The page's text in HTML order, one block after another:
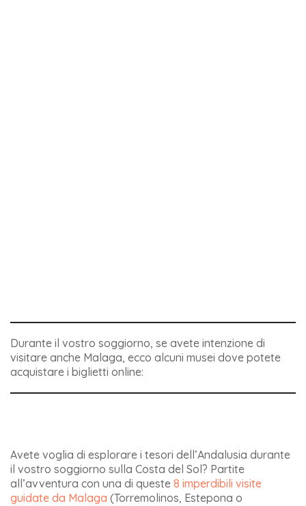
Durante il vostro soggiorno, se avete intenzione di
visitare anche Malaga, ecco alcuni musei dove potete
acquistare i biglietti online:
Avete voglia di esplorare i tesori dell’Andalusia durante
il vostro soggiorno sulla Costa del Sol? Partite
all’avventura con una di queste 8 imperdibili visite
guidate da Malaga (Torremolinos, Estepona o